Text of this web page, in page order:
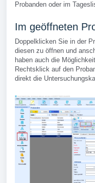
Probanden oder im
Im geöffneten
Doppelklicken Sie in der
diesen zu öffnen und
haben auch die
Rechtsklick auf den
direkt die